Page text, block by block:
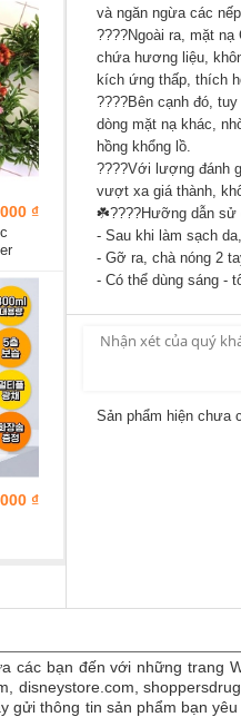
₫
₫
và ngăn ngừa các
????Ngoài ra, mặt
chứa hương liệu,
kích ứng thấp, thích
????Bên cạnh đó,
dòng mặt nạ khác,
hồng khổng lồ.
????Với lượng đánh
vượt xa giá thành,
☘️????Hưỡng dẫn sử
- Sau khi làm sạch
- Gỡ ra, chà nóng 2
- Có thể dùng sáng -
Sản phẩm hiện chưa
các bạn đến với những
disneystore.com,
gửi thông tin sản phẩm bạn